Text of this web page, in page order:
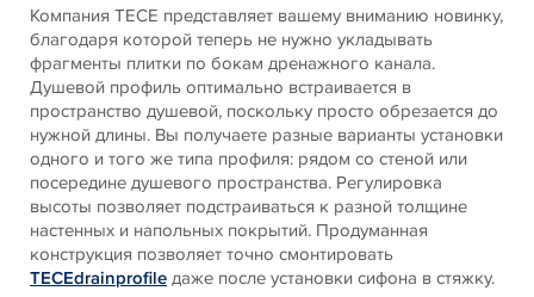
Компания ТЕСЕ представляет вашему вниманию новинку,
благодаря которой теперь не нужно укладывать
фрагменты плитки по бокам дренажного канала.
Душевой профиль оптимально встраивается в
пространство душевой, поскольку просто обрезается до
нужной длины. Вы получаете разные варианты установки
одного и того же типа профиля: рядом со стеной или
посередине душевого пространства. Регулировка
высоты позволяет подстраиваться к разной толщине
настенных и напольных покрытий. Продуманная
конструкция позволяет точно смонтировать
ТЕСЕdrainprofileдаже после установки сифона в стяжку.